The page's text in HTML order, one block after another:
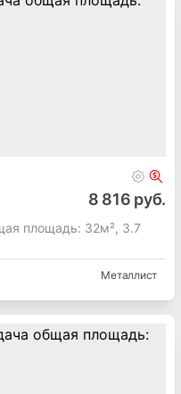
8 816 руб.
площадь: 32м², 3.7
Металлист